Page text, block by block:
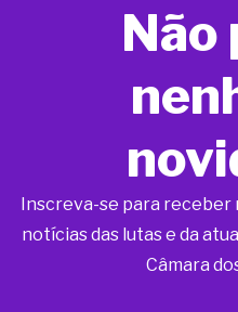
Não
Inscreva-se para receber
notícias das lutas e da
Câmara